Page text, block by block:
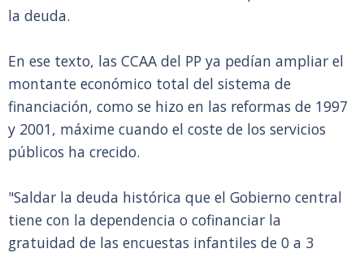
la deuda.
En ese texto, las CCAA del PP ya pedían ampliar el
montante económico total del sistema de
financiación, como se hizo en las reformas de 1997
y 2001, máxime cuando el coste de los servicios
públicos ha crecido.
"Saldar la deuda histórica que el Gobierno central
tiene con la dependencia o cofinanciar la
gratuidad de las encuestas infantiles de 0 a 3